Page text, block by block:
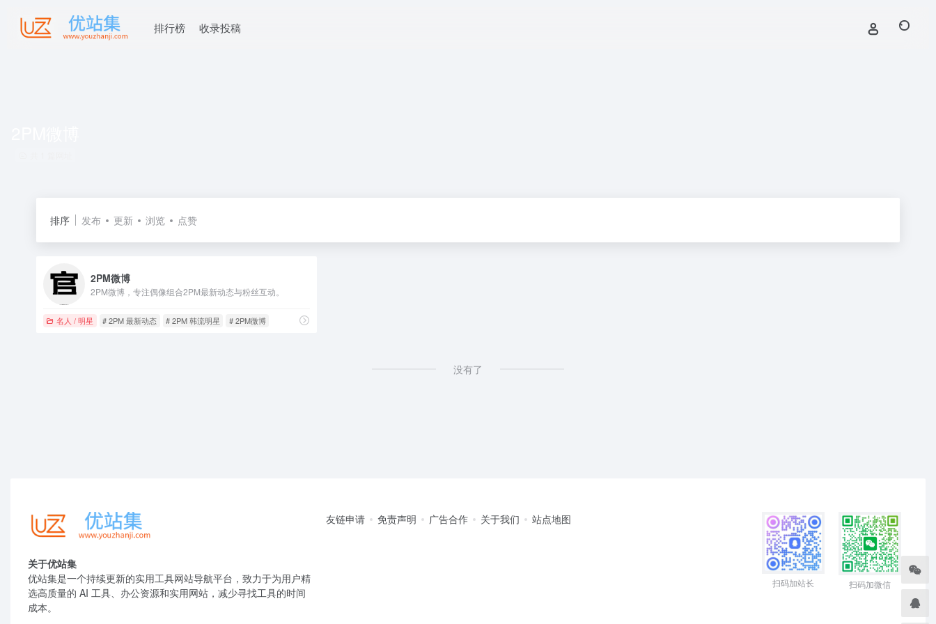
排行榜 收录投稿
排序 发布 更新 浏览 点赞
2PM微博
2PM微博，专注偶像组合2PM最新动态与粉丝互动。
名人 / 明星 # 2PM 最新动态 # 2PM 韩流明星 # 2PM微博
没有了
关于优站集
优站集是一个持续更新的实用工具网站导航平台，致力于为用户精
选高质量的 AI 工具、办公资源和实用网站，减少寻找工具的时间
成本。
友链申请 免责声明 广告合作 关于我们 站点地图
扫码加站长 扫码加微信